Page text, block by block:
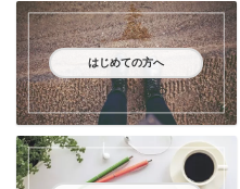
はじめての方へ